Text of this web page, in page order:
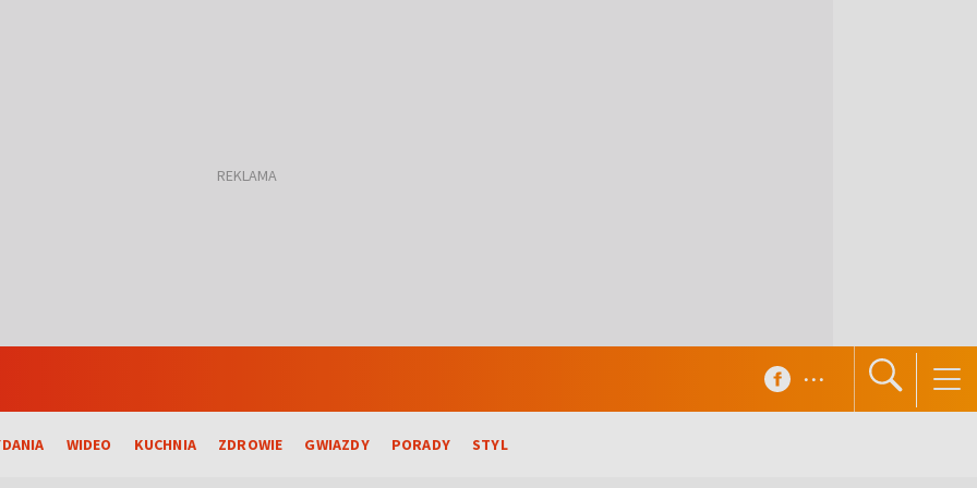
WIDEO KUCHNIA ZDROWIE GWIAZDY PORADY STYL
...